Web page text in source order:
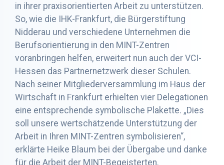
in ihrer praxisorientierten Arbeit zu unterstützen.
So, wie die IHK-Frankfurt, die Bürgerstiftung
Nidderau und verschiedene Unternehmen die
Berufsorientierung in den MINT-Zentren
voranbringen helfen, erweitert nun auch der VCI-
Hessen das Partnernetzwerk dieser Schulen.
Nach seiner Mitgliederversammlung im Haus der
Wirtschaft in Frankfurt erhielten vier Delegationen
eine entsprechende symbolische Plakette. „Dies
soll unsere wertschätzende Unterstützung der
Arbeit in Ihren MINT-Zentren symbolisieren“,
erklärte Heike Blaum bei der Übergabe und danke
für die Arbeit der MINT-Begeisterten.